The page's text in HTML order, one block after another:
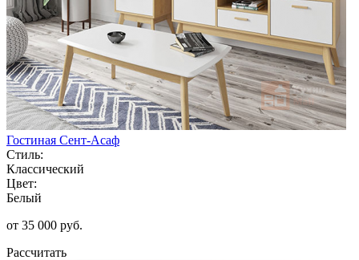
Гостиная Сент-Асаф
Стиль:
Классический
Цвет:
Белый
от 35 000 руб.
Рассчитать